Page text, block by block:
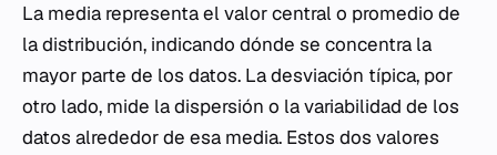
La media representa el valor central o promedio de
la distribución, indicando dónde se concentra la
mayor parte de los datos. La desviación típica, por
otro lado, mide la dispersión o la variabilidad de los
datos alrededor de esa media. Estos dos valores